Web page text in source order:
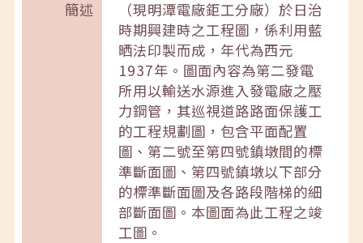
簡述
（現明潭電廠鉅工分廠）於日治
時期興建時之工程圖，係利用藍
晒法印製而成，年代為西元
1937年。圖面內容為第二發電
所用以輸送水源進入發電廠之壓
力鋼管，其巡視道路路面保護工
的工程規劃圖，包含平面配置
圖、第二號至第四號鎮墩間的標
準斷面圖、第四號鎮墩以下部分
的標準斷面圖及各路段階梯的細
部斷面圖。本圖面為此工程之竣
工圖。